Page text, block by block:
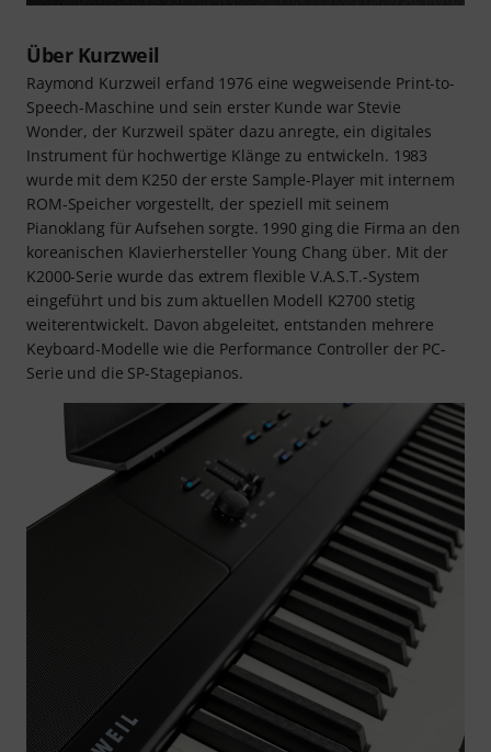
Über Kurzweil
Raymond Kurzweil erfand 1976 eine wegweisende Print-to-
Speech-Maschine und sein erster Kunde war Stevie
Wonder, der Kurzweil später dazu anregte, ein digitales
Instrument für hochwertige Klänge zu entwickeln. 1983
wurde mit dem K250 der erste Sample-Player mit internem
ROM-Speicher vorgestellt, der speziell mit seinem
Pianoklang für Aufsehen sorgte. 1990 ging die Firma an den
koreanischen Klavierhersteller Young Chang über. Mit der
K2000-Serie wurde das extrem flexible V.A.S.T.-System
eingeführt und bis zum aktuellen Modell K2700 stetig
weiterentwickelt. Davon abgeleitet, entstanden mehrere
Keyboard-Modelle wie die Performance Controller der PC-
Serie und die SP-Stagepianos.